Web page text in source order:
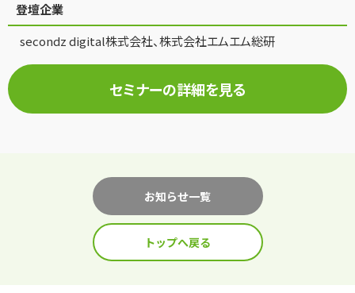
登壇企業
secondz digital株式会社、株式会社エムエム総研
セミナーの詳細を見る
お知らせ一覧
トップへ戻る